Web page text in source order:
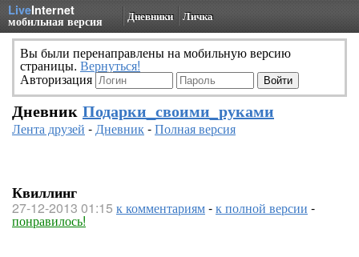
LiveInternet
мобильная версия Дневники Личка
Вы были перенаправлены на мобильную версию
страницы. Вернуться!
Авторизация
Дневник Подарки_своими_руками
Лента друзей -Дневник-Полная версия
Квиллинг
27-12-2013 01:15 к комментариям-к полной версии -
понравилось!